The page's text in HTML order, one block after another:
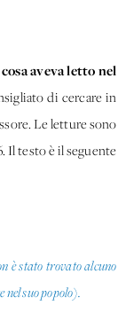
aveva letto nel
di cercare in
Le letture sono
Il testo è il seguente
è stato trovato alcuno
nel suo popolo).